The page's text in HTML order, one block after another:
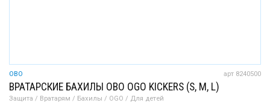
OBO арт 8240500
ВРАТАРСКИЕ БАХИЛЫ OBO OGO KICKERS (S, M, L)
Защита / Вратарям / Бахилы / OGO / Для детей